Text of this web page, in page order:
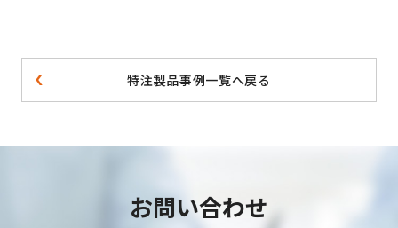
特注製品事例一覧へ戻る
お問い合わせ